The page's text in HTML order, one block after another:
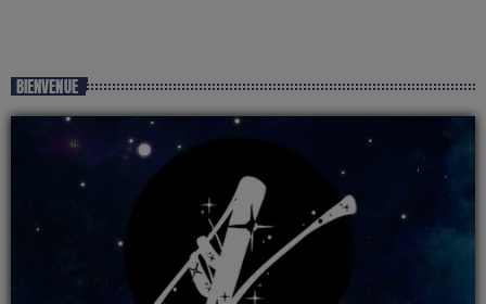
BIENVENUE